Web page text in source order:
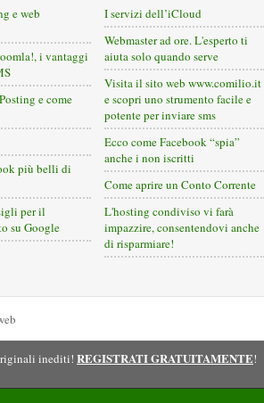
e web
i vantaggi
e come
più belli di
per il
su Google
I servizi dell’iCloud
Webmaster ad ore. L'esperto ti
aiuta solo quando serve
Visita il sito web www.comilio.it
e scopri uno strumento facile e
potente per inviare sms
Ecco come Facebook “spia”
anche i non iscritti
Come aprire un Conto Corrente
L'hosting condiviso vi farà
impazzire, consentendovi anche
di risparmiare!
inediti! REGISTRATI GRATUITAMENTE!